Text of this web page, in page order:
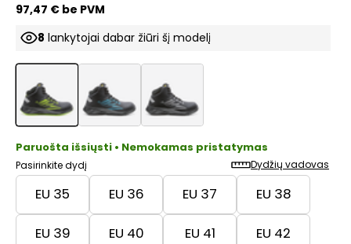
97,47 € be PVM
8 lankytojai dabar žiūri šį modelį
ProductListDropProductListDropProductListDrop
Paruošta išsiųsti • Nemokamas pristatymas
Pasirinkite dydį Dydžių vadovas
EU 35 EU 36 EU 37 EU 38
EU 39 EU 40 EU 41 EU 42